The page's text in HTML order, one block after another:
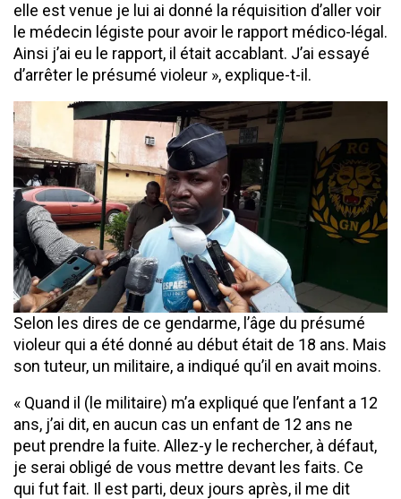
elle est venue je lui ai donné la réquisition d’aller voir
le médecin légiste pour avoir le rapport médico-légal.
Ainsi j’ai eu le rapport, il était accablant. J’ai essayé
d’arrêter le présumé violeur », explique-t-il.
Selon les dires de ce gendarme, l’âge du présumé
violeur qui a été donné au début était de 18 ans. Mais
son tuteur, un militaire, a indiqué qu’il en avait moins.
« Quand il (le militaire) m’a expliqué que l’enfant a 12
ans, j’ai dit, en aucun cas un enfant de 12 ans ne
peut prendre la fuite. Allez-y le rechercher, à défaut,
je serai obligé de vous mettre devant les faits. Ce
qui fut fait. Il est parti, deux jours après, il me dit